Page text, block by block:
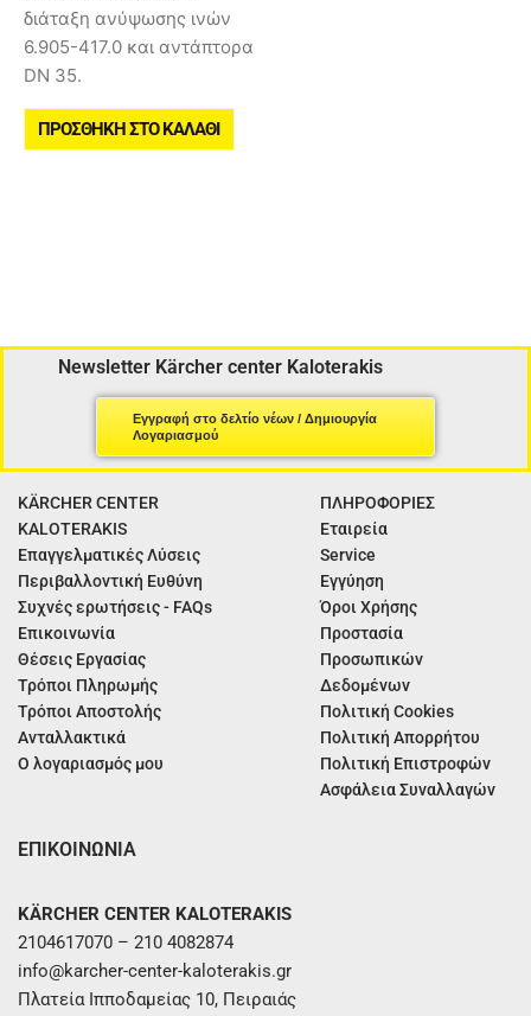
διάταξη ανύψωσης ινών
6.905-417.0 και αντάπτορα
DN 35.
ΠΡΟΣΘΉΚΗ ΣΤΟ ΚΑΛΆΘΙ
Newsletter Kärcher center Kaloterakis
Εγγραφή στο δελτίο νέων / Δημιουργία
Λογαριασμού
KÄRCHER CENTER
KALOTERAKIS
Επαγγελματικές Λύσεις
Περιβαλλοντική Ευθύνη
Συχνές ερωτήσεις - FAQs
Επικοινωνία
Θέσεις Εργασίας
Τρόποι Πληρωμής
Τρόποι Αποστολής
Ανταλλακτικά
Ο λογαριασμός μου
ΠΛΗΡΟΦΟΡΙΕΣ
Εταιρεία
Service
Εγγύηση
Όροι Χρήσης
Προστασία
Προσωπικών
Δεδομένων
Πολιτική Cookies
Πολιτική Απορρήτου
Πολιτική Επιστροφών
Ασφάλεια Συναλλαγών
ΕΠΙΚΟΙΝΩΝΙΑ
KÄRCHER CENTER KALOTERAKIS
2104617070 – 210 4082874
info@karcher-center-kaloterakis.gr
Πλατεία Ιπποδαμείας 10, Πειραιάς